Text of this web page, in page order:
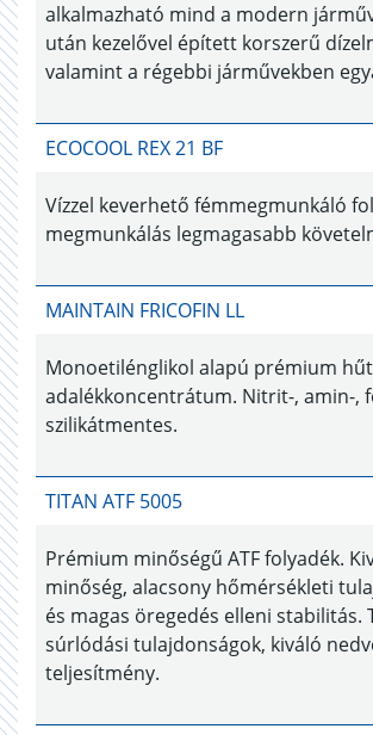
alkalmazható mind a modern
után kezelővel épített korszerű
valamint a régebbi járművekben
ECOCOOL REX 21 BF
Vízzel keverhető fémmegmunkáló
megmunkálás legmagasabb
MAINTAIN FRICOFIN LL
Monoetilénglikol alapú prémium
adalékkoncentrátum. Nitrit-, amin-,
szilikátmentes.
TITAN ATF 5005
Prémium minőségű ATF folyadék.
minőség, alacsony hőmérsékleti
és magas öregedés elleni stabilitás.
súrlódási tulajdonságok, kiváló
teljesítmény.